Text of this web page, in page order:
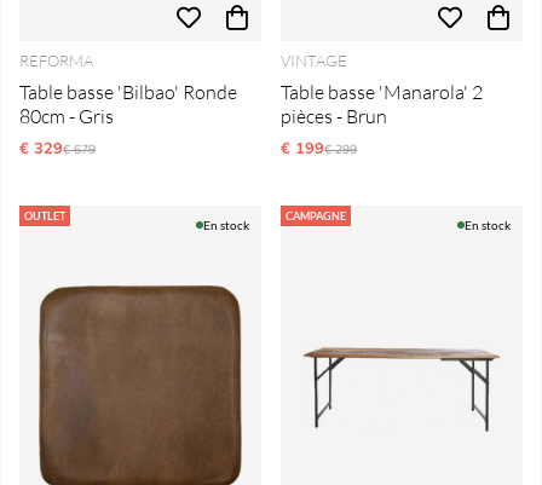
REFORMA
Table basse 'Bilbao' Ronde
80cm - Gris
€ 329Prix régulier:
€ 679
VINTAGE
Table basse 'Manarola' 2
pièces - Brun
€ 199Prix régulier:
€ 299
OUTLET
En stock
CAMPAGNE
En stock